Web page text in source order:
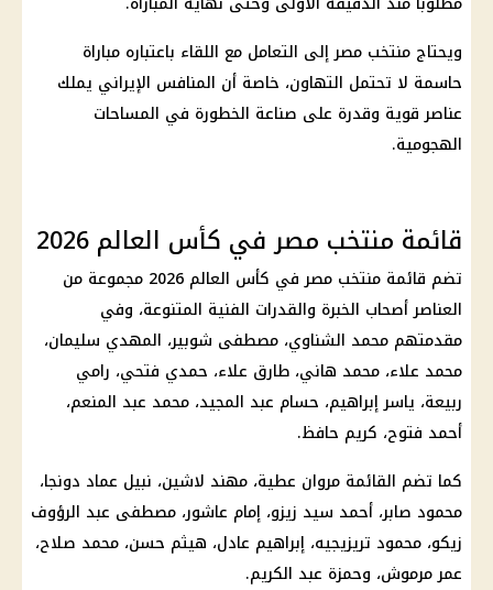
ويحتاج منتخب مصرإلى التعامل مع اللقاء باعتباره مباراة
حاسمة لا تحتمل التهاون، خاصة أن المنافس الإيراني يملك
عناصر قوية وقدرة على صناعة الخطورة في المساحات
الهجومية.
قائمة منتخب مصر في كأس العالم 2026
تضم قائمة منتخب مصر في كأس العالم 2026
مجموعة من
العناصر أصحاب الخبرة والقدرات الفنية المتنوعة، وفي
مقدمتهم محمد الشناوي، مصطفى شوبير، المهدي سليمان،
محمد علاء، محمد هاني، طارق علاء، حمدي فتحي، رامي
ربيعة، ياسر إبراهيم، حسام عبد المجيد، محمد عبد المنعم،
أحمد فتوح، كريم حافظ.
كما تضم القائمة مروان عطية، مهند لاشين، نبيل عماد دونجا،
محمود صابر، أحمد سيد زيزو، إمام عاشور، مصطفى عبد الرؤوف
زيكو، محمود تريزيجيه، إبراهيم عادل، هيثم حسن، محمد صلاح،
عمر مرموش، وحمزة عبد الكريم.